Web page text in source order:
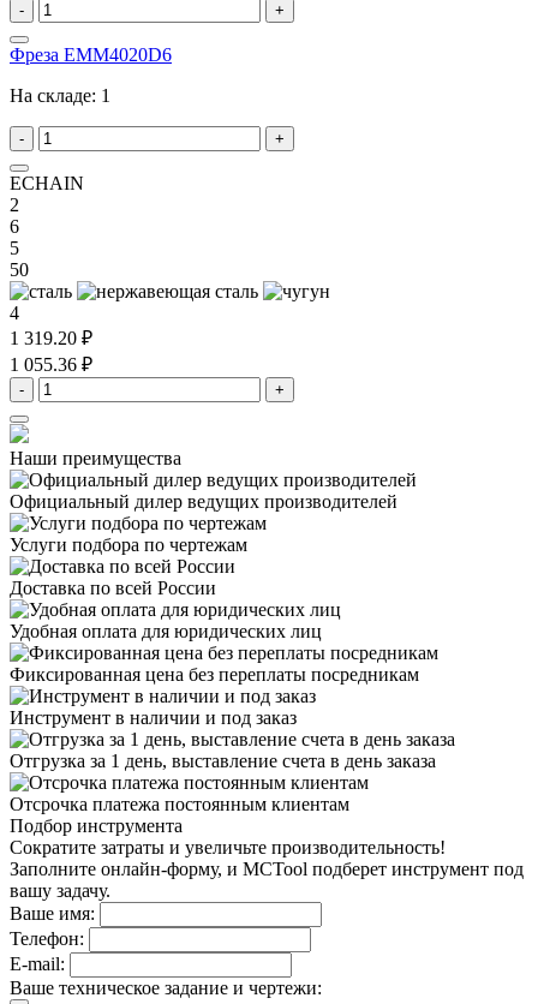
- +
Фреза EMM4020D6
На складе: 1
- +
ECHAIN
2
6
5
50
4
1 319.20 ₽
1 055.36 ₽
- +
Наши преимущества
Официальный дилер ведущих производителей
Услуги подбора по чертежам
Доставка по всей России
Удобная оплата для юридических лиц
Фиксированная цена без переплаты посредникам
Инструмент в наличии и под заказ
Отгрузка за 1 день, выставление счета в день заказа
Отсрочка платежа постоянным клиентам
Подбор инструмента
Сократите затраты и увеличьте производительность!
Заполните онлайн-форму, и MCTool подберет инструмент под
вашу задачу.
Ваше имя:
Телефон:
E-mail:
Ваше техническое задание и чертежи: